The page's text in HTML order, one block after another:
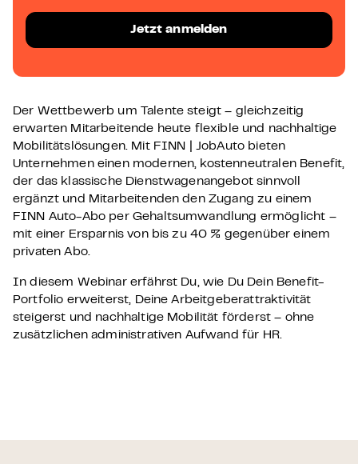
Der Wettbewerb um Talente steigt – gleichzeitig
erwarten Mitarbeitende heute flexible und nachhaltige
Mobilitätslösungen. Mit FINN | JobAuto bieten
Unternehmen einen modernen, kostenneutralen Benefit,
der das klassische Dienstwagenangebot sinnvoll
ergänzt und Mitarbeitenden den Zugang zu einem
FINN Auto-Abo per Gehaltsumwandlung ermöglicht –
mit einer Ersparnis von bis zu 40 % gegenüber einem
privaten Abo.
In diesem Webinar erfährst Du, wie Du Dein Benefit-
Portfolio erweiterst, Deine Arbeitgeberattraktivität
steigerst und nachhaltige Mobilität förderst – ohne
zusätzlichen administrativen Aufwand für HR.
Jetzt anmelden